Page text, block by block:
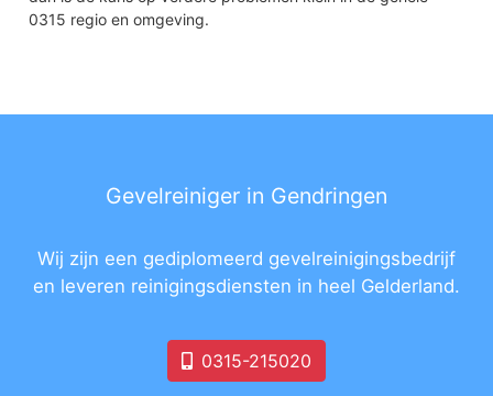
0315 regio en omgeving.
Gevelreiniger in Gendringen
Wij zijn een gediplomeerd gevelreinigingsbedrijf
en leveren reinigingsdiensten in heel Gelderland.
0315-215020